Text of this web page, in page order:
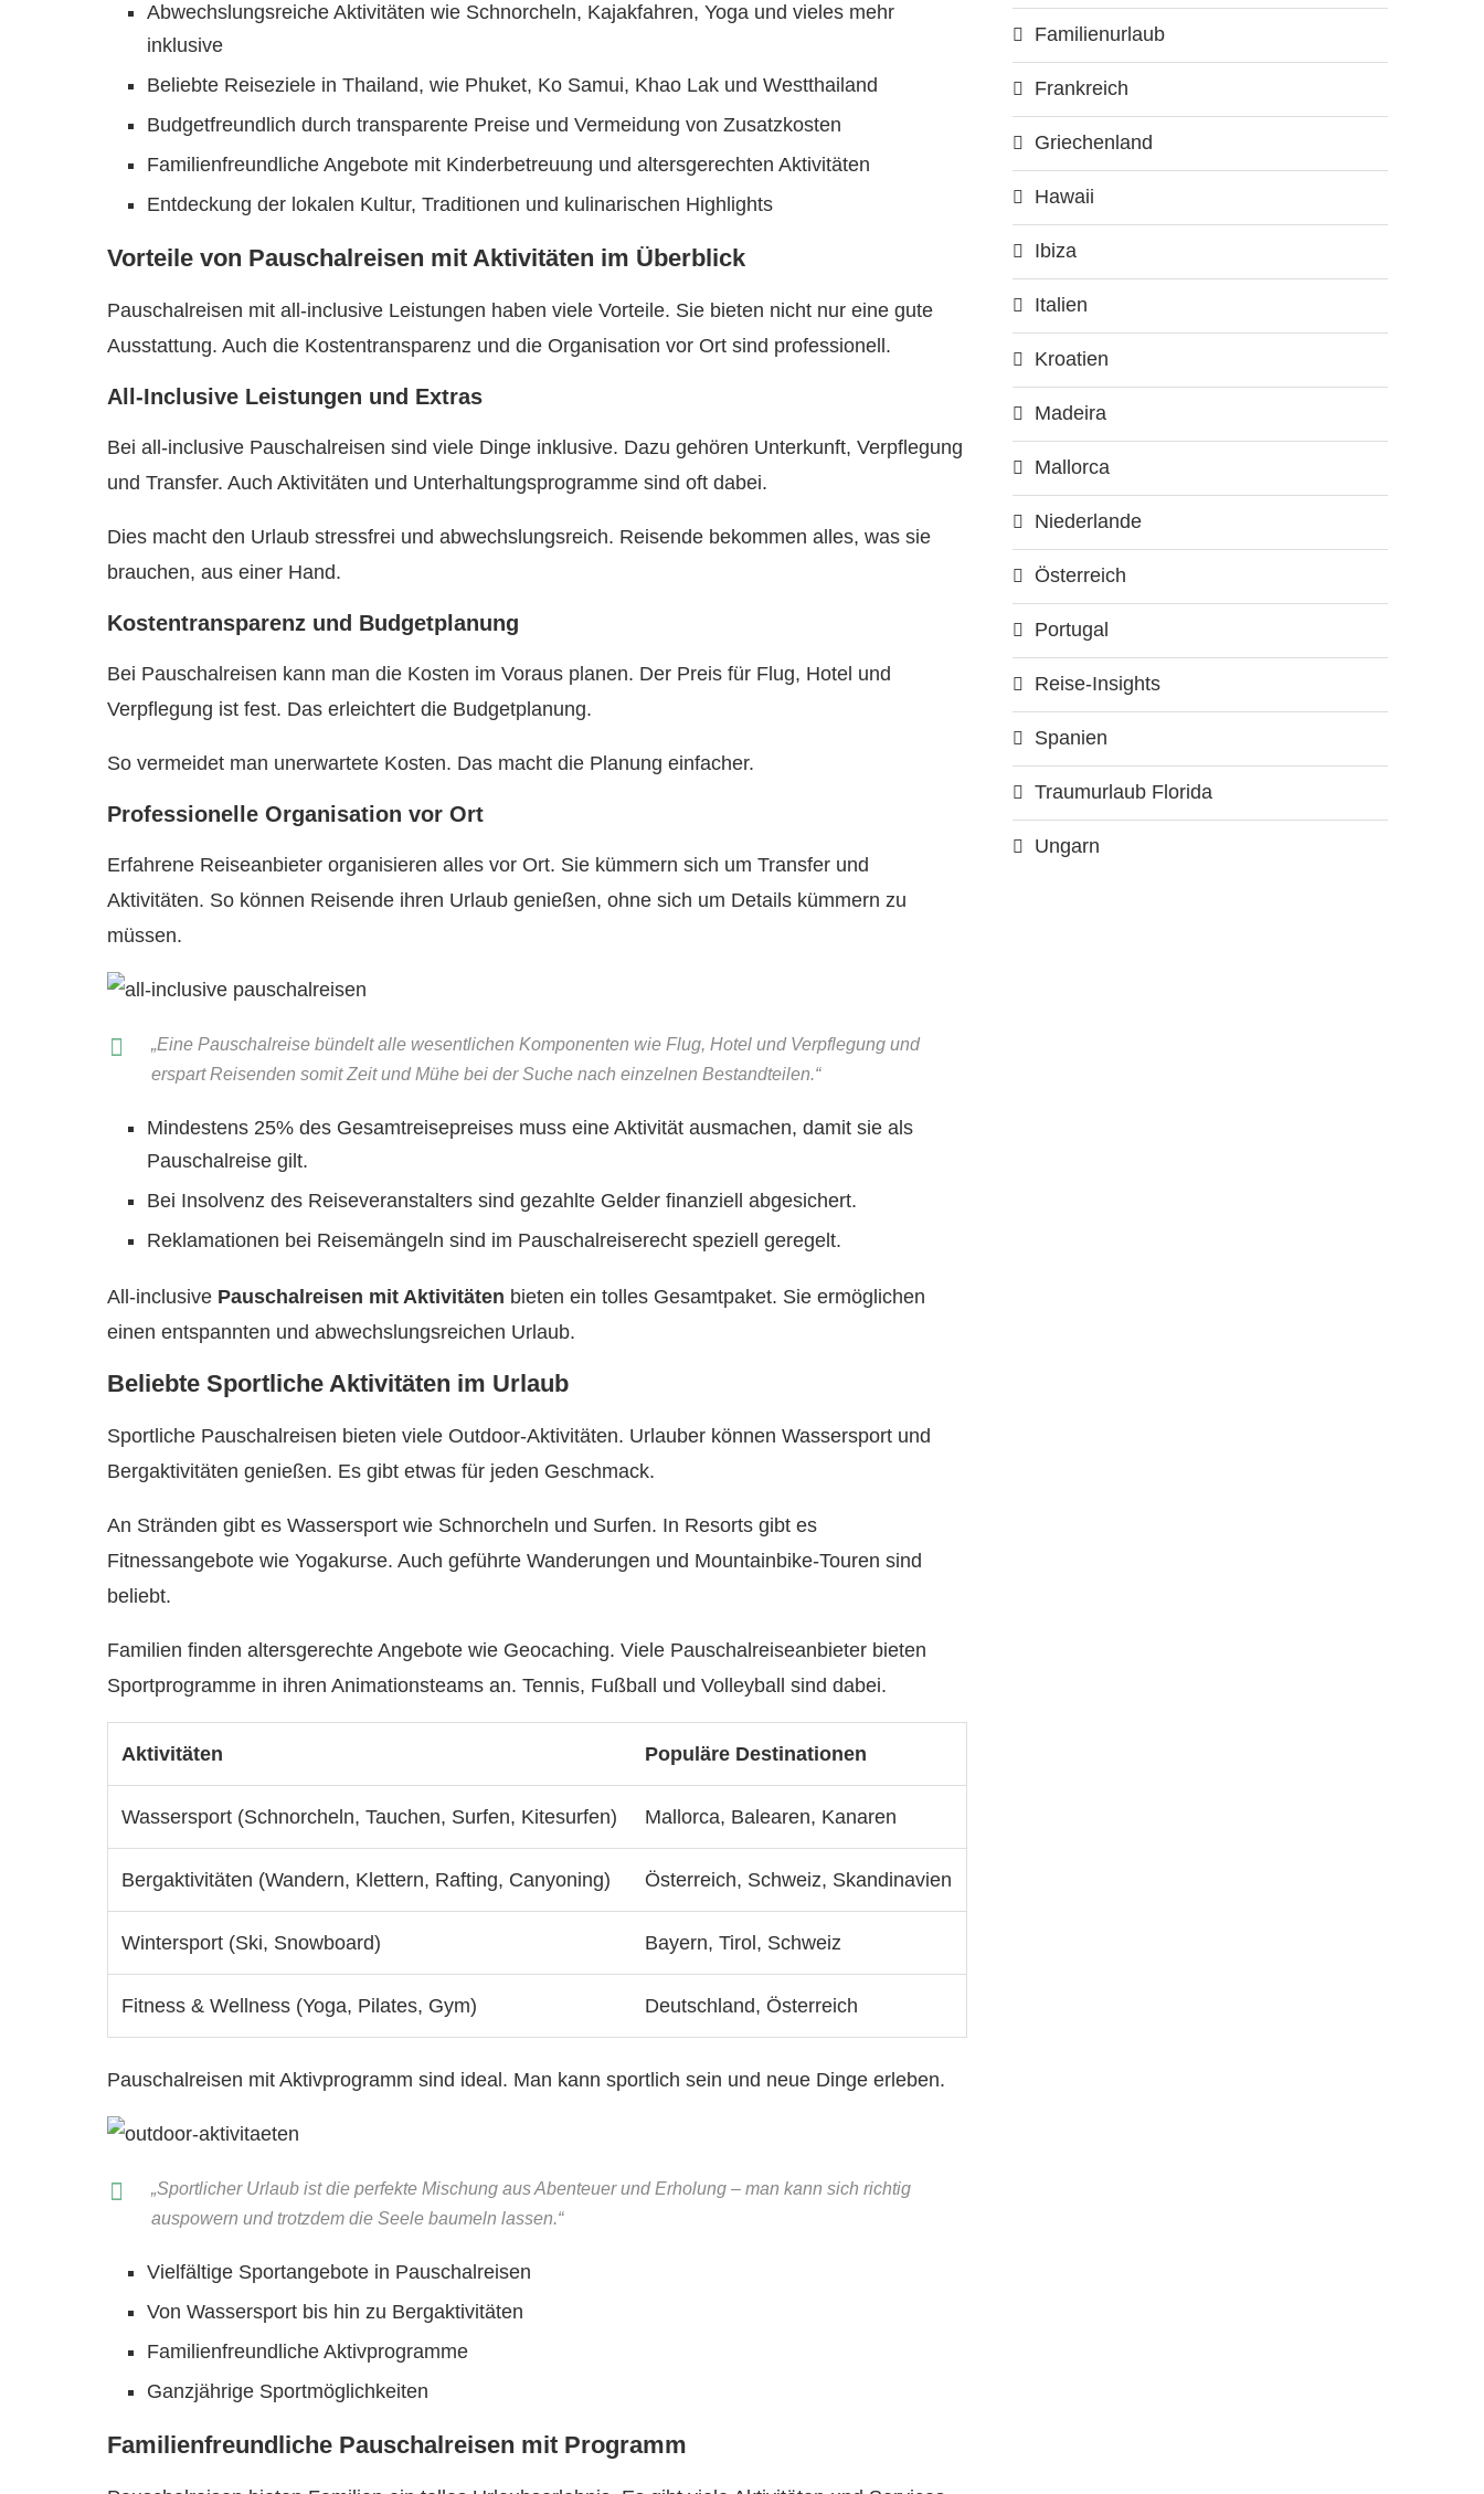
Abwechslungsreiche Aktivitäten wie Schnorcheln, Kajakfahren, Yoga und vieles mehr
inklusive
Beliebte Reiseziele in Thailand, wie Phuket, Ko Samui, Khao Lak und Westthailand
Budgetfreundlich durch transparente Preise und Vermeidung von Zusatzkosten
Familienfreundliche Angebote mit Kinderbetreuung und altersgerechten Aktivitäten
Entdeckung der lokalen Kultur, Traditionen und kulinarischen Highlights
Vorteile von Pauschalreisen mit Aktivitäten im Überblick
Pauschalreisen mit all-inclusive Leistungen haben viele Vorteile. Sie bieten nicht nur eine gute
Ausstattung. Auch die Kostentransparenz und die Organisation vor Ort sind professionell.
All-Inclusive Leistungen und Extras
Bei all-inclusive Pauschalreisen sind viele Dinge inklusive. Dazu gehören Unterkunft, Verpflegung
und Transfer. Auch Aktivitäten und Unterhaltungsprogramme sind oft dabei.
Dies macht den Urlaub stressfrei und abwechslungsreich. Reisende bekommen alles, was sie
brauchen, aus einer Hand.
Kostentransparenz und Budgetplanung
Bei Pauschalreisen kann man die Kosten im Voraus planen. Der Preis für Flug, Hotel und
Verpflegung ist fest. Das erleichtert die Budgetplanung.
So vermeidet man unerwartete Kosten. Das macht die Planung einfacher.
Professionelle Organisation vor Ort
Erfahrene Reiseanbieter organisieren alles vor Ort. Sie kümmern sich um Transfer und
Aktivitäten. So können Reisende ihren Urlaub genießen, ohne sich um Details kümmern zu
müssen.
„Eine Pauschalreise bündelt alle wesentlichen Komponenten wie Flug, Hotel und Verpflegung und
erspart Reisenden somit Zeit und Mühe bei der Suche nach einzelnen Bestandteilen.“
Mindestens 25% des Gesamtreisepreises muss eine Aktivität ausmachen, damit sie als
Pauschalreise gilt.
Bei Insolvenz des Reiseveranstalters sind gezahlte Gelder finanziell abgesichert.
Reklamationen bei Reisemängeln sind im Pauschalreiserecht speziell geregelt.
All-inclusive Pauschalreisen mit Aktivitäten bieten ein tolles Gesamtpaket. Sie ermöglichen
einen entspannten und abwechslungsreichen Urlaub.
Beliebte Sportliche Aktivitäten im Urlaub
Sportliche Pauschalreisen bieten viele Outdoor-Aktivitäten. Urlauber können Wassersport und
Bergaktivitäten genießen. Es gibt etwas für jeden Geschmack.
An Stränden gibt es Wassersport wie Schnorcheln und Surfen. In Resorts gibt es
Fitnessangebote wie Yogakurse. Auch geführte Wanderungen und Mountainbike-Touren sind
beliebt.
Familien finden altersgerechte Angebote wie Geocaching. Viele Pauschalreiseanbieter bieten
Sportprogramme in ihren Animationsteams an. Tennis, Fußball und Volleyball sind dabei.
Aktivitäten Populäre Destinationen
Wassersport (Schnorcheln, Tauchen, Surfen, Kitesurfen) Mallorca, Balearen, Kanaren
Bergaktivitäten (Wandern, Klettern, Rafting, Canyoning) Österreich, Schweiz, Skandinavien
Wintersport (Ski, Snowboard) Bayern, Tirol, Schweiz
Fitness & Wellness (Yoga, Pilates, Gym) Deutschland, Österreich
Pauschalreisen mit Aktivprogramm sind ideal. Man kann sportlich sein und neue Dinge erleben.
„Sportlicher Urlaub ist die perfekte Mischung aus Abenteuer und Erholung – man kann sich richtig
auspowern und trotzdem die Seele baumeln lassen.“
Vielfältige Sportangebote in Pauschalreisen
Von Wassersport bis hin zu Bergaktivitäten
Familienfreundliche Aktivprogramme
Ganzjährige Sportmöglichkeiten
Familienfreundliche Pauschalreisen mit Programm
Familienurlaub
Frankreich
Griechenland
Hawaii
Ibiza
Italien
Kroatien
Madeira
Mallorca
Niederlande
Österreich
Portugal
Reise-Insights
Spanien
Traumurlaub Florida
Ungarn